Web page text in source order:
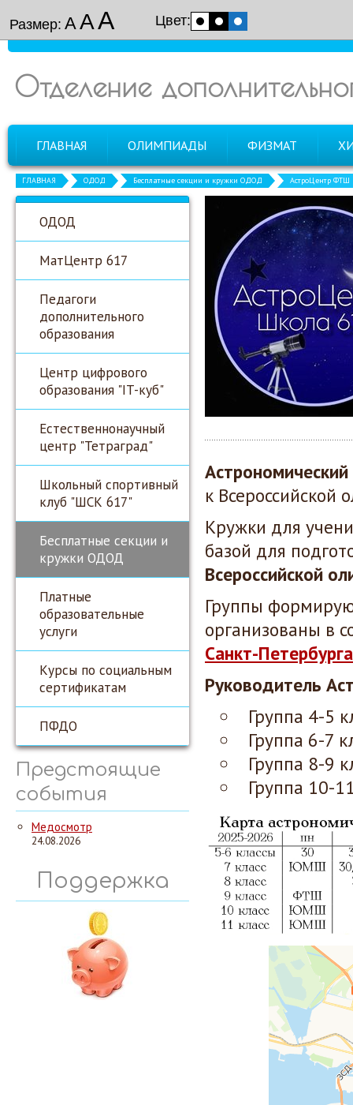
Размер: ААА Цвет:
Отделение
ГЛАВНАЯ ОЛИМПИАДЫ ФИЗМАТ
ГЛАВНАЯ ОДОД Бесплатные секции и кружки ОДОД АстроЦентр ФТШ
ОДОД
МатЦентр 617
Педагоги
дополнительного
образования
Центр цифрового
образования "IT-куб"
Естественнонаучный
центр "Тетраград"
Школьный спортивный
клуб "ШСК 617"
Бесплатные секции и
кружки ОДОД
Платные
образовательные
услуги
Курсы по социальным
сертификатам
ПФДО
Предстоящие
события
Медосмотр
24.08.2026
Поддержка
к
Кружки для
базой для
Всероссийской
Группы
организованы в
Санкт-Петербурга
Руководитель
Группа 4-5
Группа 6-7
Группа 8-9
Группа 10-